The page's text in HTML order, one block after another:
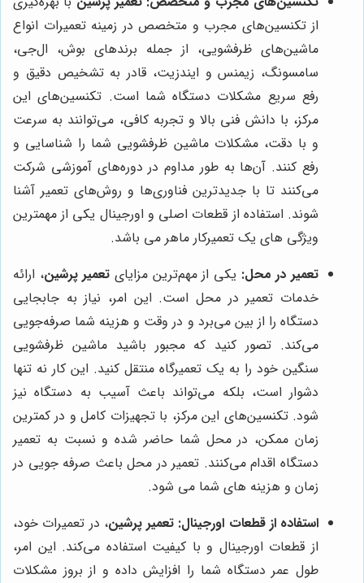
از تکنسین‌های مجرب و متخصص در زمینه تعمیرات انواع
ماشین‌های ظرفشویی، از جمله برندهای بوش، ال‌جی،
سامسونگ، زیمنس و ایندزیت، قادر به تشخیص دقیق و
رفع سریع مشکلات دستگاه شما است. تکنسین‌های این
مرکز، با دانش فنی بالا و تجربه کافی، می‌توانند به سرعت
و با دقت، مشکلات ماشین ظرفشویی شما را شناسایی و
رفع کنند. آن‌ها به طور مداوم در دوره‌های آموزشی شرکت
می‌کنند تا با جدیدترین فناوری‌ها و روش‌های تعمیر آشنا
شوند. استفاده از قطعات اصلی و اورجینال یکی از مهمترین
ویژگی های یک تعمیرکار ماهر می باشد.
تعمیر در محل: یکی از مهم‌ترین مزایای تعمیر پرشین، ارائه
خدمات تعمیر در محل است. این امر، نیاز به جابجایی
دستگاه را از بین می‌برد و در وقت و هزینه شما صرفه‌جویی
می‌کند. تصور کنید که مجبور باشید ماشین ظرفشویی
سنگین خود را به یک تعمیرگاه منتقل کنید. این کار نه تنها
دشوار است، بلکه می‌تواند باعث آسیب به دستگاه نیز
شود. تکنسین‌های این مرکز، با تجهیزات کامل و در کمترین
زمان ممکن، در محل شما حاضر شده و نسبت به تعمیر
دستگاه اقدام می‌کنند. تعمیر در محل باعث صرفه جویی در
زمان و هزینه های شما می شود.
استفاده از قطعات اورجینال: تعمیر پرشین، در تعمیرات خود،
از قطعات اورجینال و با کیفیت استفاده می‌کند. این امر،
طول عمر دستگاه شما را افزایش داده و از بروز مشکلات